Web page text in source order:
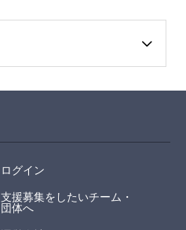
ログイン
支援募集をしたいチーム・
団体へ